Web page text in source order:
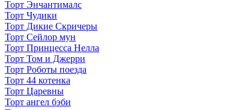
Торт Энчантималс
Торт Чудики
Торт Дикие Скричеры
Торт Сейлор мун
Торт Принцесса Нелла
Торт Том и Джерри
Торт Роботы поезда
Торт 44 котенка
Торт Царевны
Торт ангел бэби